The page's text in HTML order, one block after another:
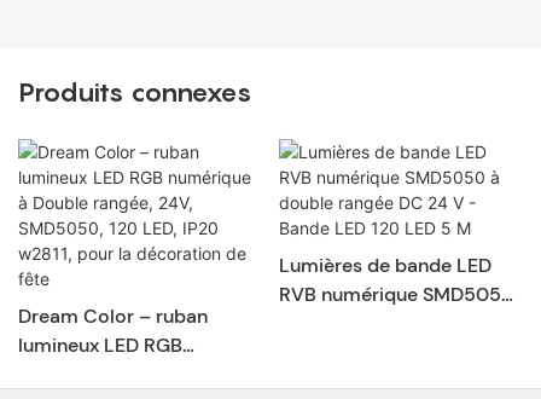
Produits connexes
Dream Color – ruban
lumineux LED RGB
Lumières de bande LED
RVB numérique SMD5050